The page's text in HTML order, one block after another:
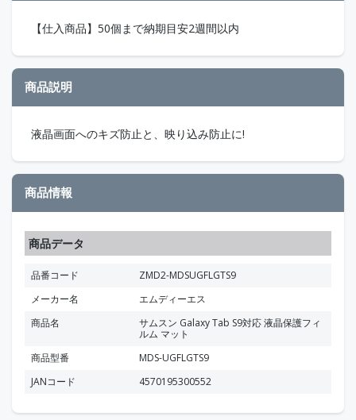
【仕入商品】50個まで納期目安2週間以内
商品説明
液晶画面へのキズ防止と、映り込み防止に!
商品情報
商品データ
品番コード
ZMD2-MDSUGFLGTS9
メーカー名
エムディーエス
商品名
サムスン Galaxy Tab S9対応 液晶保護フィ
ルム マット
商品型番
MDS-UGFLGTS9
JANコード
4570195300552